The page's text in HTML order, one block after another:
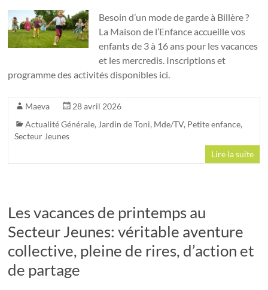
Besoin d’un mode de garde à Billère ?
La Maison de l’Enfance accueille vos
enfants de 3 à 16 ans pour les vacances
et les mercredis. Inscriptions et
programme des activités disponibles ici.
Maeva
28 avril 2026
Actualité Générale, Jardin de Toni, Mde/TV, Petite enfance,
Secteur Jeunes
Lire la suite
Les vacances de printemps au
Secteur Jeunes: véritable aventure
collective, pleine de rires, d’action et
de partage